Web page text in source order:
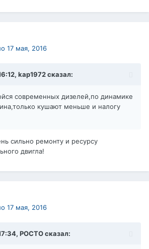
17 мая, 2016
kap1972 сказал:
современных дизелей,по динамике
кушают меньше и налогу
сильно ремонту и ресурсу
двигла!
17 мая, 2016
РОСТО сказал: